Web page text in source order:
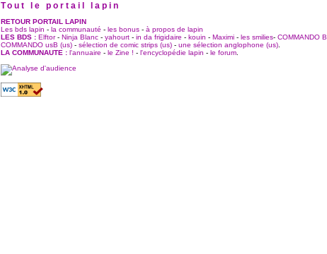
Tout le portail lapin
RETOUR PORTAIL LAPIN
Les bds lapin - la communauté - les bonus - à propos de lapin
LES BDS : Elftor- Ninja Blanc - yahourt - in da frigidaire - kouin - Maximi - les smilies- COMMANDO B
COMMANDO usB (us) - sélection de comic strips (us) - une sélection anglophone (us)
LA COMMUNAUTE : l'annuaire - le Zine ! - l'encyclopédie lapin - le forum